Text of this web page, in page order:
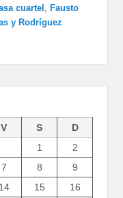
cuartel , Fausto
y Rodríguez
V S
D
1
2
7 8
9
14 15
16